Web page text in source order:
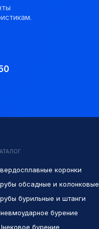
коронки
бурильные и штанги
бурение
бурение
обсадные и колонковые